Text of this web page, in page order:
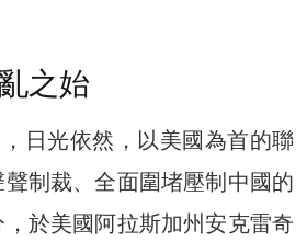
之始
日光依然，以美國為首的聯
制裁、全面圍堵壓制中國的
於美國阿拉斯加州安克雷奇